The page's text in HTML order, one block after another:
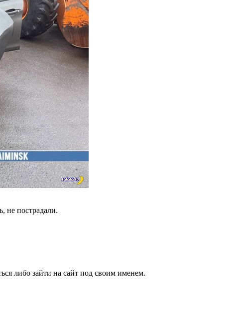
не пострадали.
либо зайти на сайт под своим именем.